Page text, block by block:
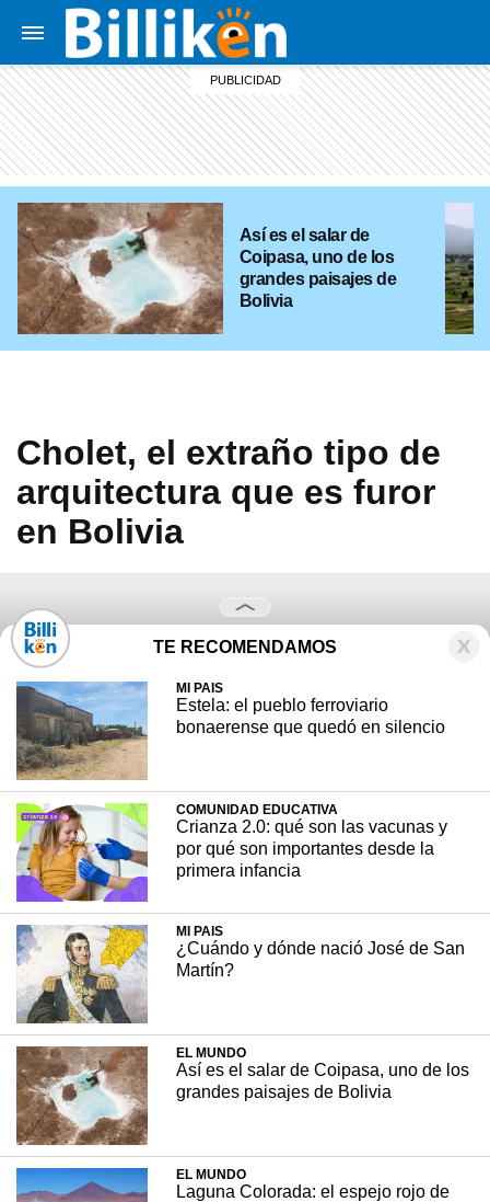
Así es el salar de
Coipasa, uno de los
grandes paisajes de
Bolivia
Cholet, el extraño tipo de
arquitectura que es furor
en Bolivia
Son construcciones con más de tres niveles,
que suelen construirse en las regiones
andinas de Bolivia y se destacan por sus
coloridos diseños.
+ INTERESANTE
TE RECOMENDAMOS
MI PAIS
Estela: el pueblo ferroviario
bonaerense que quedó en silencio
COMUNIDAD EDUCATIVA
Crianza 2.0: qué son las vacunas y
por qué son importantes desde la
primera infancia
MI PAIS
¿Cuándo y dónde nació José de San
Martín?
EL MUNDO
Así es el salar de Coipasa, uno de los
grandes paisajes de Bolivia
EL MUNDO
Laguna Colorada: el espejo rojo de